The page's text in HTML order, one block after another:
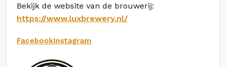
Bekijk de website van de brouwerij:
https://www.luxbrewery.nl/
FacebookInstagram